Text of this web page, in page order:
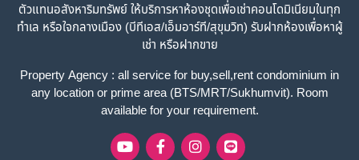
ตัวแทนอสังหาริมทรัพย์ ให้บริการหาห้องชุดเพื่อเช่าคอนโดมิเนียมในทุก
ทำเล หรือใจกลางเมือง (บีทีเอส/เอ็มอาร์ที/สุขุมวิท) รับฝากห้องเพื่อหาผู้
เช่า หรือฝากขาย
Property Agency : all service for buy,sell,rent condominium in
any location or prime area (BTS/MRT/Sukhumvit). Room
available for your requirement.